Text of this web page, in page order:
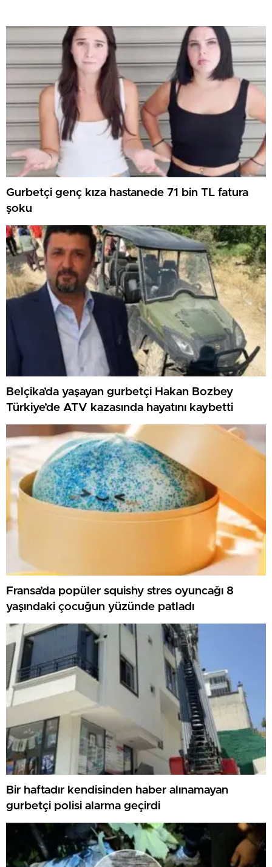
Gurbetçi genç kıza hastanede 71 bin TL fatura
şoku
Belçika’da yaşayan gurbetçi Hakan Bozbey
Türkiye’de ATV kazasında hayatını kaybetti
Fransa’da popüler squishy stres oyuncağı 8
yaşındaki çocuğun yüzünde patladı
Bir haftadır kendisinden haber alınamayan
gurbetçi polisi alarma geçirdi